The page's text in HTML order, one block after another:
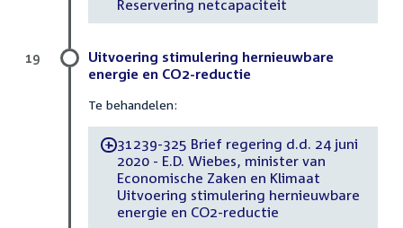
Reservering netcapaciteit
Uitvoering stimulering hernieuwbare
energie en CO2-reductie
Te behandelen:
-31239-325 Brief regering d.d. 24 juni
2020 - E.D. Wiebes, minister van
Economische Zaken en Klimaat
Uitvoering stimulering hernieuwbare
energie en CO2-reductie
19